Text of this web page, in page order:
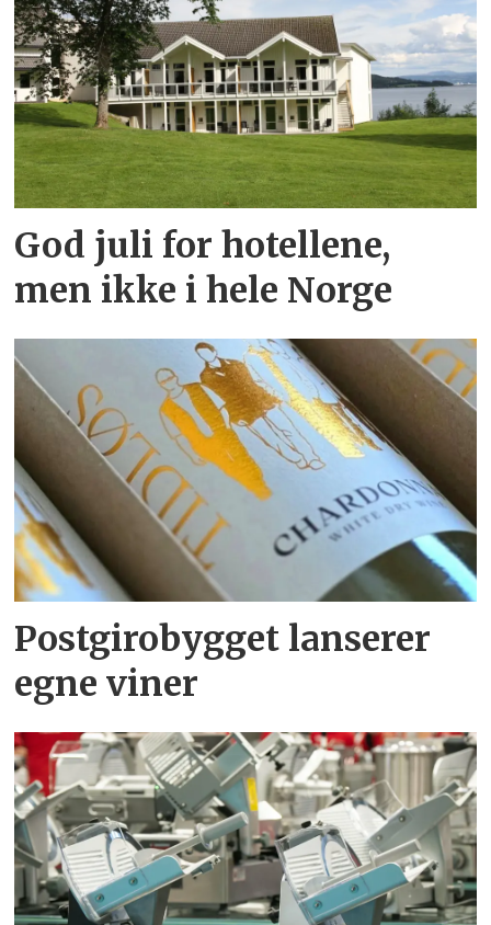
God juli for hotellene,
men ikke i hele Norge
Postgirobygget lanserer
egne viner